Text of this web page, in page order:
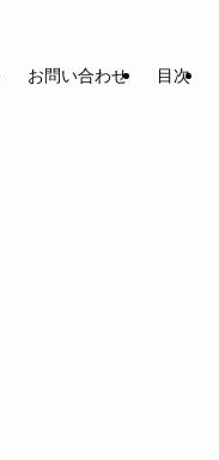
お問い合わせ 目次